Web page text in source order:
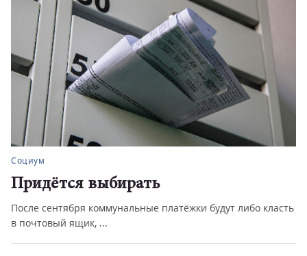
Социум
Придётся выбирать
После сентября коммунальные платёжки будут либо класть
в почтовый ящик, ...